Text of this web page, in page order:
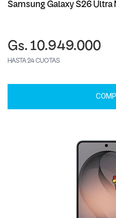
Samsung Galaxy S26 Ultra
Gs. 10.949.000
HASTA 24 CUOTAS